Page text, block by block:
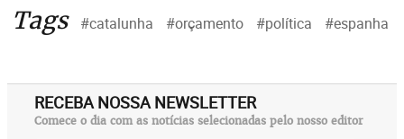
Tags #catalunha #orçamento #política #espanha
RECEBA NOSSA NEWSLETTER
Comece o dia com as notícias selecionadas pelo nosso editor